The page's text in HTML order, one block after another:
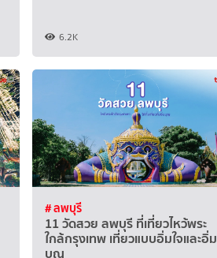
6.2K
# ลพบุรี
11 วัดสวย ลพบุรี ที่เที่ยวไหว้พระ
ใกล้กรุงเทพ เที่ยวแบบอิ่มใจและอิ่ม
บุญ